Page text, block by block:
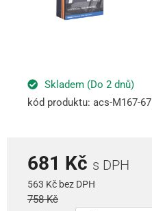
Skladem (Do 2 dnů)
kód produktu: acs-M167-67
681 Kč s DPH
563 Kč bez DPH
758 Kč